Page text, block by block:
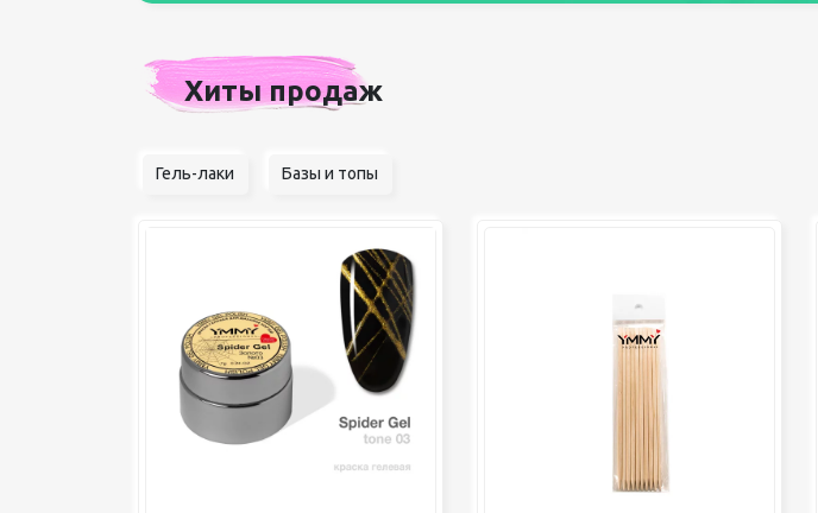
щелочного педикюра
Стерилизаторы
Оборудование
Хиты продаж
Гель-лаки Базы и топы